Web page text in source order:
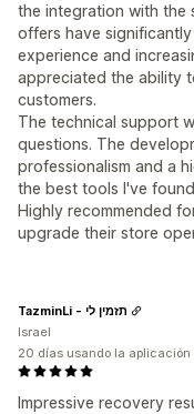
the integration with the
offers have
experience and
appreciated the ability
customers.
The technical support
questions. The
professionalism and a
the best tools I've
Highly recommended
upgrade their store
Impressive recovery
TazminLi - תזמין לי
Israel
20 días usando la aplicación